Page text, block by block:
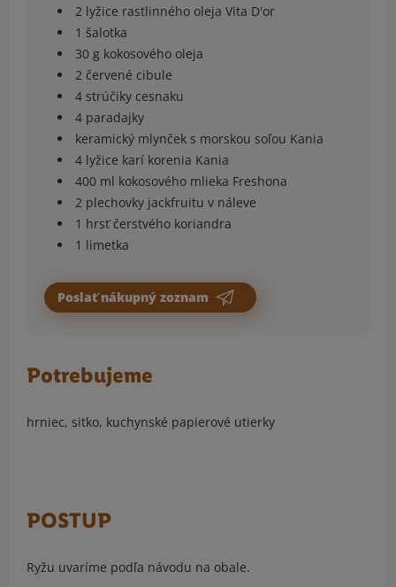
2 lyžice rastlinného oleja Vita D'or
1 šalotka
30 g kokosového oleja
2 červené cibule
4 strúčiky cesnaku
4 paradajky
keramický mlynček s morskou soľou Kania
4 lyžice karí korenia Kania
400 ml kokosového mlieka Freshona
2 plechovky jackfruitu v náleve
1 hrsť čerstvého koriandra
1 limetka
Poslať nákupný zoznam
Potrebujeme
hrniec, sitko, kuchynské papierové utierky
POSTUP
Ryžu uvaríme podľa návodu na obale.